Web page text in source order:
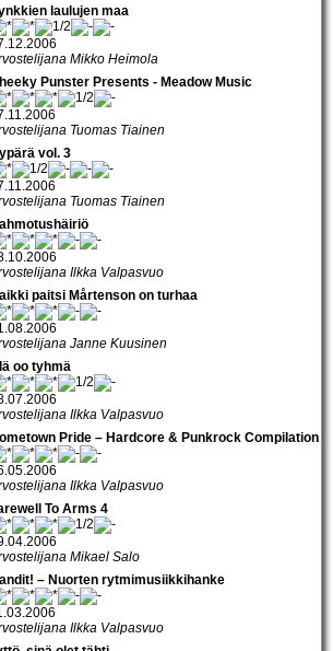
laulujen maa
Mikko Heimola
Punster Presents - Meadow Music
Tuomas Tiainen
vol. 3
Tuomas Tiainen
Ilkka Valpasvuo
paitsi Mårtenson on turhaa
Janne Kuusinen
oo tyhmä
Ilkka Valpasvuo
Pride – Hardcore & Punkrock Compilation
Ilkka Valpasvuo
To Arms 4
Mikael Salo
– Nuorten rytmimusiikkihanke
Ilkka Valpasvuo